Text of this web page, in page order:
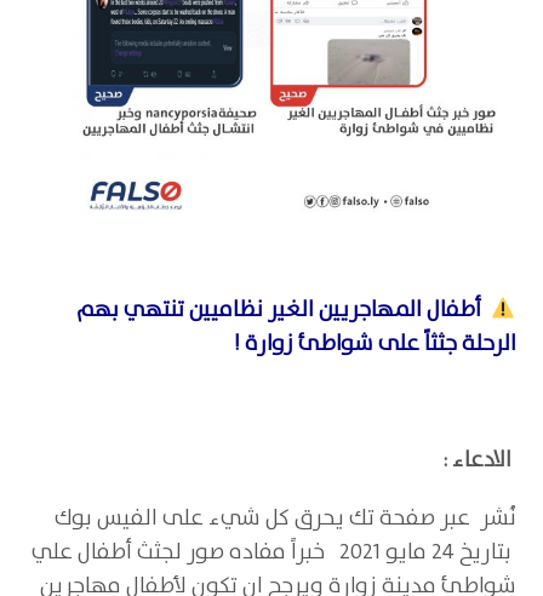
أطفال المهاجريين الغير نظاميين تنتهي بهم
الرحلة جثثاً على شواطئ زوارة!
الادعاء:
نُشر عبر صفحة تك يحرق كل شيء على الفيس بوك
بتاريخ 24 مايو 2021 خبراً مفاده صور لجثث أطفال علي
شواطئ مدينة زوارة ويرجح ان تكون لأطفال مهاجرين